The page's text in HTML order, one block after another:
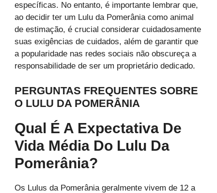
específicas. No entanto, é importante lembrar que,
ao decidir ter um Lulu da Pomerânia como animal
de estimação, é crucial considerar cuidadosamente
suas exigências de cuidados, além de garantir que
a popularidade nas redes sociais não obscureça a
responsabilidade de ser um proprietário dedicado.
PERGUNTAS FREQUENTES SOBRE
O LULU DA POMERÂNIA
Qual É A Expectativa De
Vida Média Do Lulu Da
Pomerânia?
Os Lulus da Pomerânia geralmente vivem de 12 a